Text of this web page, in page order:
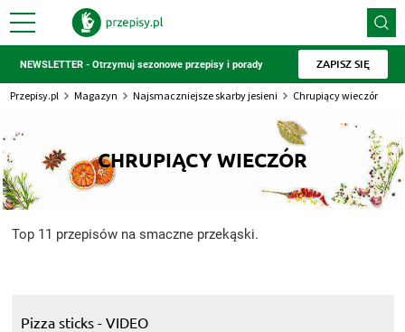
NEWSLETTER - Otrzymuj sezonowe przepisy i porady ZAPISZ SIĘ
Przepisy.pl Magazyn Najsmaczniejsze skarby jesieni Chrupiący wieczór
CHRUPIĄCY WIECZÓR
Top 11 przepisów na smaczne przekąski.
Pizza sticks - VIDEO